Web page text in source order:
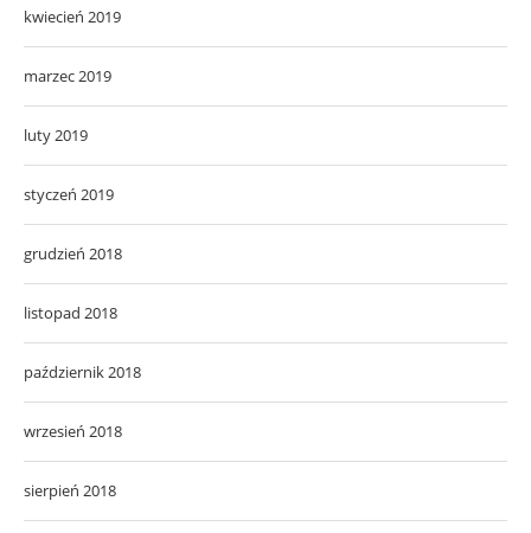
kwiecień 2019
marzec 2019
luty 2019
styczeń 2019
grudzień 2018
listopad 2018
październik 2018
wrzesień 2018
sierpień 2018